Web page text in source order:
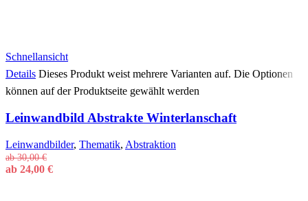
Schnellansicht
Details Dieses Produkt weist mehrere Varianten auf. Die Optionen
können auf der Produktseite gewählt werden
Leinwandbild Abstrakte Winterlanschaft
Leinwandbilder, Thematik, Abstraktion
ab30,00€
ab 24,00 €